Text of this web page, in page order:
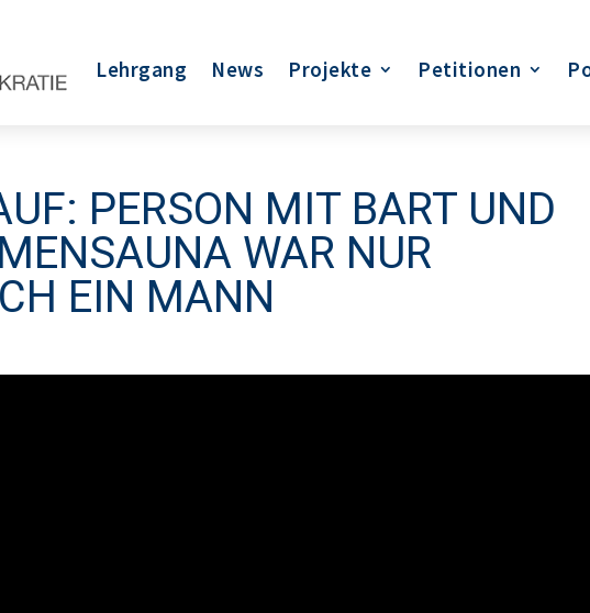
Lehrgang News Projekte Petitionen
PERSON MIT BART UND
WAR NUR
EIN MANN